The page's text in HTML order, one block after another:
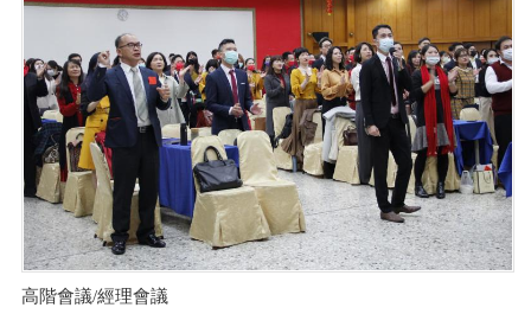
高階會議/經理會議